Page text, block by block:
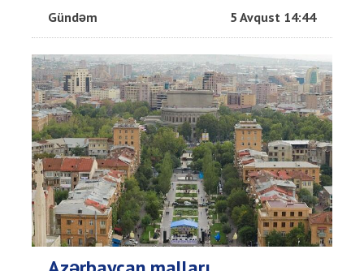
Gündəm 5 Avqust 14:44